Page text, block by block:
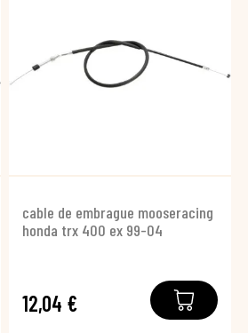
cable de embrague mooseracing
honda trx 400 ex 99-04
12,04 €